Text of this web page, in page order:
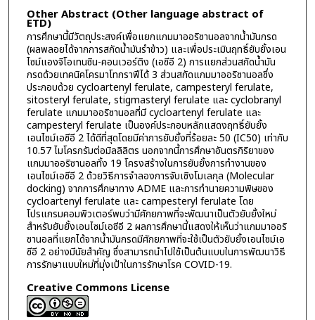
Other Abstract (Other language abstract of
ETD)
การศึกษานี้มีวัตถุประสงค์เพื่อแยกแกมมาออริซานอลจากน้ำมันกรด
(ผลพลอยได้จากการสกัดน้ำมันรำข้าว) และเพื่อประเมินฤทธิ์ยับยั้งเอน
ไซม์แองจิโอเทนซิน-คอนเวอร์ติง (เอซีอี 2) การแยกส่วนสกัดน้ำมัน
กรดด้วยเทคนิคโครมาโทกราฟีได้ 3 ส่วนสกัดแกมมาออริซานอลซึ่ง
ประกอบด้วย cycloartenyl ferulate, campesteryl ferulate,
sitosteryl ferulate, stigmasteryl ferulate และ cyclobranyl
ferulate แกมมาออริซานอลที่มี cycloartenyl ferulate และ
campesteryl ferulate เป็นองค์ประกอบหลักแสดงฤทธิ์ยับยั้ง
เอนไซม์เอซีอี 2 ได้ดีที่สุดโดยมีค่าการยับยั้งที่ร้อยละ 50 (IC50) เท่ากับ
10.57 ไมโครกรัมต่อมิลลิลิตร นอกจากนี้การศึกษาอันตรกิริยาของ
แกมมาออริซานอลทั้ง 19 โครงสร้างในการยับยั้งการทำงานของ
เอนไซม์เอซีอี 2 ด้วยวิธีการจำลองการจับเชิงโมเลกุล (Molecular
docking) จากการศึกษาทาง ADME และการทำนายความพิษของ
cycloartenyl ferulate และ campesteryl ferulate โดย
โปรแกรมคอมพิวเตอร์พบว่ามีศักยภาพที่จะพัฒนาเป็นตัวยับยั้งใหม่
สำหรับยับยั้งเอนไซม์เอซีอี 2 ผลการศึกษานี้แสดงให้เห็นว่าแกมมาออริ
ซานอลที่แยกได้จากน้ำมันกรดมีศักยภาพที่จะใช้เป็นตัวยับยั้งเอนไซม์เอ
ซีอี 2 อย่างมีนัยสำคัญ ซึ่งสามารถนำไปใช้เป็นต้นแบบในการพัฒนาวิธี
การรักษาแบบใหม่ที่มุ่งเป้าในการรักษาโรค COVID-19.
Creative Commons License